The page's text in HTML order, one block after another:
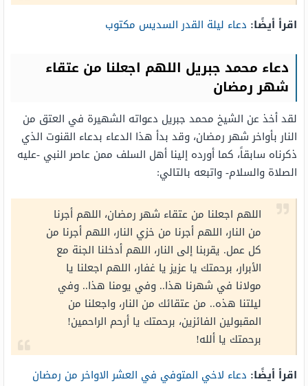
اقرأ أيضًا: دعاء ليلة القدر السديس مكتوب
دعاء محمد جبريل اللهم اجعلنا من عتقاء
شهر رمضان
لقد أخذ عن الشيخ محمد جبريل دعواته الشهيرة في العتق من
النار بأواخر شهر رمضان، وقد بدأ هذا الدعاء بدعاء القنوت الذي
ذكرناه سابقاً، كما أورده إلينا أهل السلف ممن عاصر النبي -عليه
الصلاة والسلام- واتبعه بالتالي:
اللهم اجعلنا من عتقاء شهر رمضان، اللهم أجرنا
من النار، اللهم أجرنا من خزي النار، اللهم أجرنا من
كل عمل. يقربنا إلى النار، اللهم أدخلنا الجنة مع
الأبرار، برحمتك يا عزيز يا غفار، اللهم اجعلنا يا
مولانا في شهرنا هذا.. وفي يومنا هذا.. وفي
ليلتنا هذه.. من عتقائك من النار، واجعلنا من
المقبولين الفائزين، برحمتك يا أرحم الراحمين!
برحمتك يا ألله!
اقرأ أيضًا: دعاء لاخي المتوفي في العشر الاواخر من رمضان